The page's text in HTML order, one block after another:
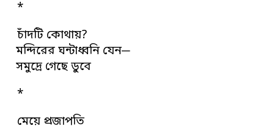
*
চাঁদটি কোথায়?
মন্দিরের ঘন্টাধ্বনি যেন─
সমুদ্রে গেছে ডুবে
*
মেয়ে প্রজাপতি